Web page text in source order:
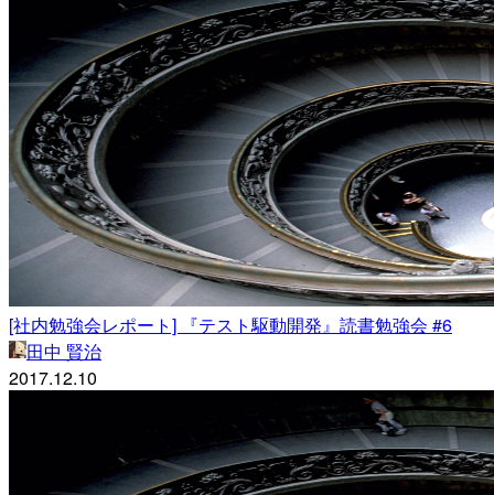
[社内勉強会レポート] 『テスト駆動開発』読書勉強会 #6
田中 賢治
2017.12.10